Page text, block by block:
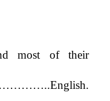
most of their